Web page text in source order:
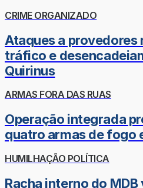
CRIME ORGANIZADO
Ataques a provedores
tráfico e
Quirinus
ARMAS FORA DAS RUAS
Operação integrada
quatro armas de fogo
HUMILHAÇÃO POLÍTICA
Racha interno do